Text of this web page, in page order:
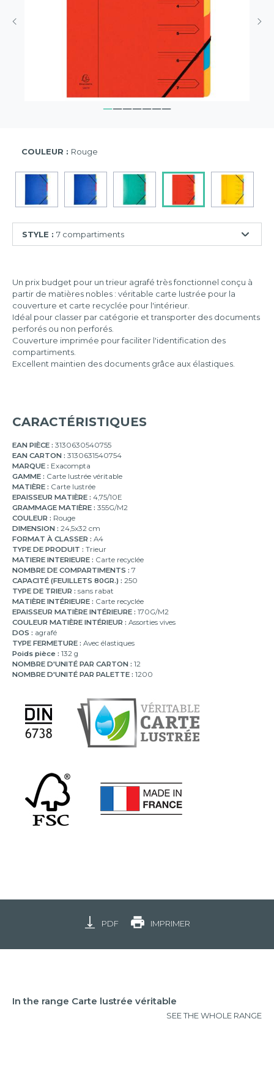
COULEUR : Rouge
STYLE : 7 compartiments
12
compartiments
24
compartiments
Un prix budget pour un trieur agrafé très fonctionnel conçu à
partir de matières nobles : véritable carte lustrée pour la
couverture et carte recyclée pour l'intérieur.
Idéal pour classer par catégorie et transporter des documents
perforés ou non perforés.
Couverture imprimée pour faciliter l'identification des
compartiments.
Excellent maintien des documents grâce aux élastiques.
CARACTÉRISTIQUES
EAN PIÈCE : 3130630540755
EAN CARTON : 3130631540754
MARQUE : Exacompta
GAMME : Carte lustrée véritable
MATIÈRE : Carte lustrée
EPAISSEUR MATIÈRE : 4,75/10E
GRAMMAGE MATIÈRE : 355G/M2
COULEUR : Rouge
DIMENSION : 24,5x32 cm
FORMAT À CLASSER : A4
TYPE DE PRODUIT : Trieur
MATIERE INTERIEURE : Carte recyclée
NOMBRE DE COMPARTIMENTS : 7
CAPACITÉ (FEUILLETS 80GR.) : 250
TYPE DE TRIEUR : sans rabat
MATIÈRE INTÉRIEURE : Carte recyclée
EPAISSEUR MATIÈRE INTÉRIEURE : 170G/M2
COULEUR MATIÈRE INTÉRIEUR : Assorties vives
DOS : agrafé
TYPE FERMETURE : Avec élastiques
Poids pièce : 132 g
NOMBRE D'UNITÉ PAR CARTON : 12
NOMBRE D'UNITÉ PAR PALETTE : 1200
PDF IMPRIMER
In the range Carte lustrée véritable
SEE THE WHOLE RANGE